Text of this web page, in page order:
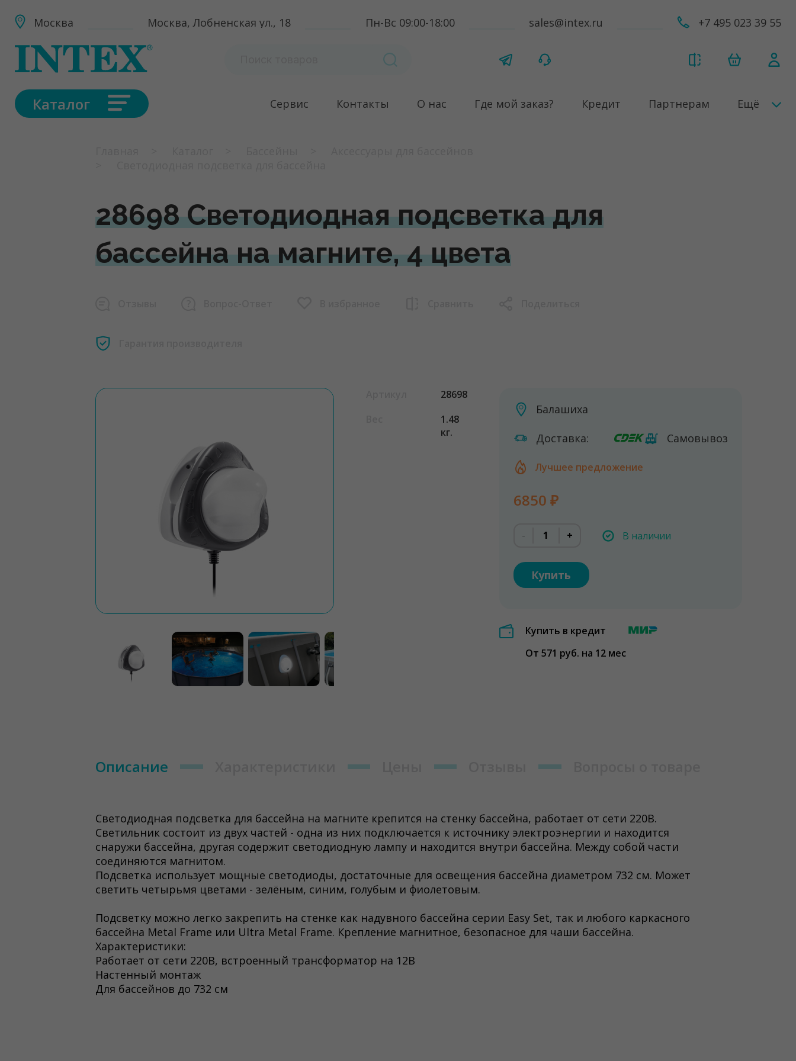
Москва Москва, Лобненская ул., 18 Пн-Вс 09:00-18:00 sales@intex.ru +7 495 023 39 55
Каталог Сервис Контакты О нас Где мой заказ? Кредит Партнерам Ещё
28698 Светодиодная подсветка для
бассейна на магните, 4 цвета
28698
1.48
кг.
Балашиха
Доставка: Самовывоз
Лучшее предложение
6850 ₽
+ В наличии
Купить
Купить в кредит
От 571 руб. на 12 мес
Описание
Светодиодная подсветка для бассейна на магните крепится на стенку бассейна, работает от сети 220В.
Светильник состоит из двух частей - одна из них подключается к источнику электроэнергии и находится
снаружи бассейна, другая содержит светодиодную лампу и находится внутри бассейна. Между собой части
соединяются магнитом.
Подсветка использует мощные светодиоды, достаточные для освещения бассейна диаметром 732 см. Может
светить четырьмя цветами - зелёным, синим, голубым и фиолетовым.
Подсветку можно легко закрепить на стенке как надувного бассейна серии Easy Set, так и любого каркасного
бассейна Metal Frame или Ultra Metal Frame. Крепление магнитное, безопасное для чаши бассейна.
Характеристики:
Работает от сети 220В, встроенный трансформатор на 12В
Настенный монтаж
Для бассейнов до 732 см